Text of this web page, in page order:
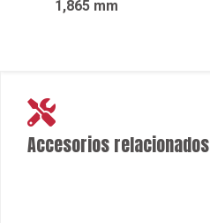
1,865 mm
Accesorios relacionados